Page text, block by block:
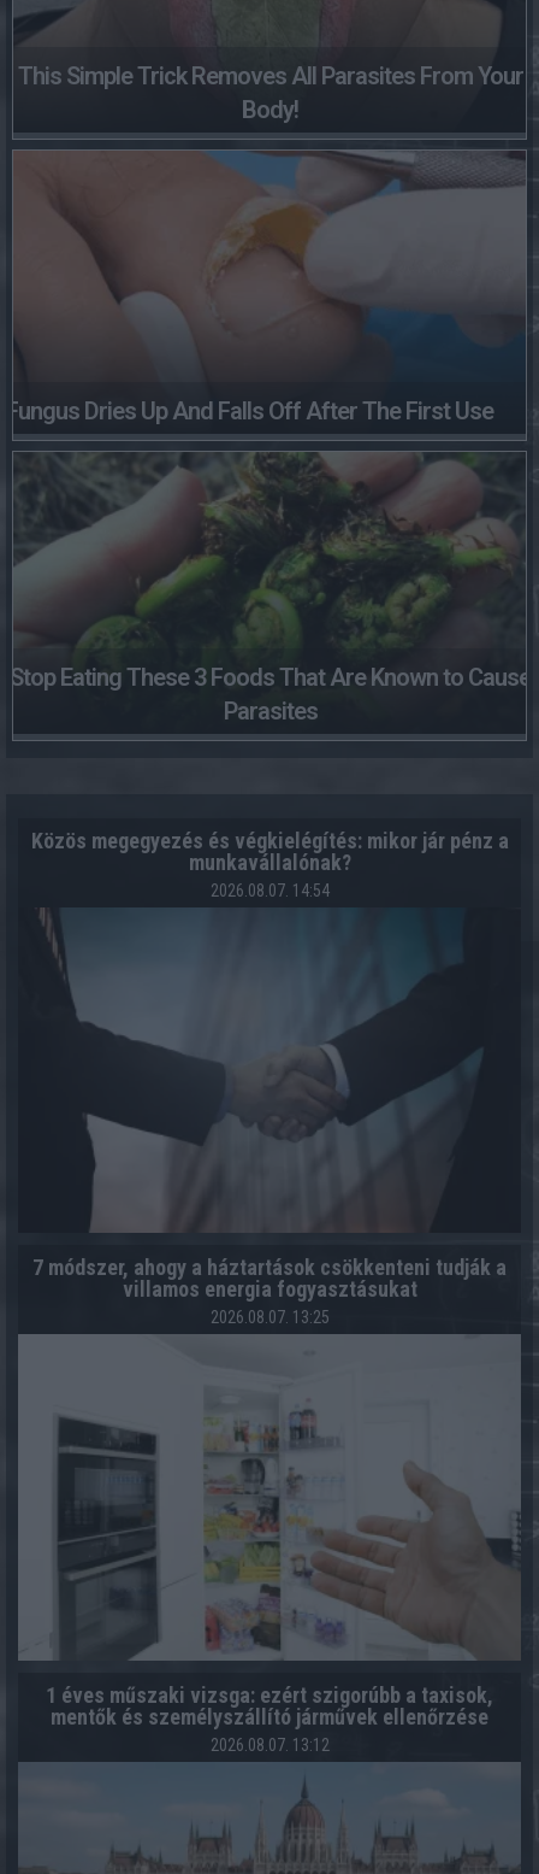
This Simple Trick Removes All Parasites From Your
Body!
Fungus Dries Up And Falls Off After The First Use
Stop Eating These 3 Foods That Are Known to Cause
Parasites
Közös megegyezés és végkielégítés: mikor jár pénz a
munkavállalónak?
2026.08.07. 14:54
7 módszer, ahogy a háztartások csökkenteni tudják a
villamos energia fogyasztásukat
2026.08.07. 13:25
1 éves műszaki vizsga: ezért szigorúbb a taxisok,
mentők és személyszállító járművek ellenőrzése
2026.08.07. 13:12